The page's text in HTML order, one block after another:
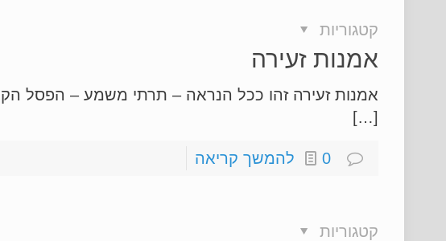
קטגוריות
אמנות זעירה
אמנות זעירה זהו ככל הנראה – תרתי משמע – הפסל
[…]
0 להמשך קריאה
קטגוריות